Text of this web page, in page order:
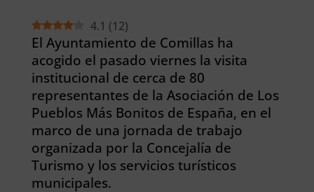
4.1 (12)
El Ayuntamiento de Comillas ha
acogido el pasado viernes la visita
institucional de cerca de 80
representantes de la Asociación de Los
Pueblos Más Bonitos de España, en el
marco de una jornada de trabajo
organizada por la Concejalía de
Turismo y los servicios turísticos
municipales.